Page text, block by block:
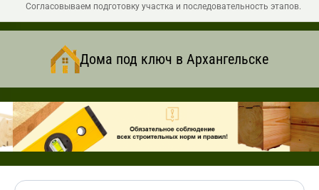
Согласовываем подготовку участка и последовательность этапов.
Дома под ключ в Архангельске